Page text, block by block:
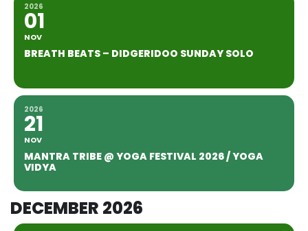
2026
01
NOV
BREATH BEATS – DIDGERIDOO SUNDAY SOLO
2026
21
NOV
MANTRA TRIBE @ YOGA FESTIVAL 2026 / YOGA
VIDYA
DECEMBER 2026